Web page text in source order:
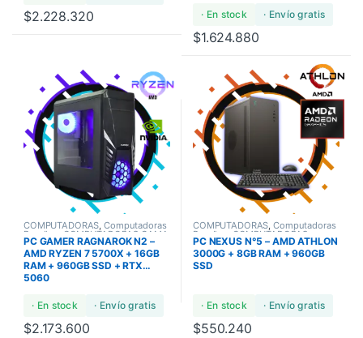
$2.228.320 · En stock · Envío gratis
$1.624.880
COMPUTADORAS,Computadoras
Bundles COMPUTADORAS GAMA
ULTRA
PC GAMER RAGNAROK N2 –
AMD RYZEN 7 5700X + 16GB
RAM + 960GB SSD + RTX
5060
· En stock · Envío gratis
$2.173.600
COMPUTADORAS,Computadoras
Bundles COMPUTADORAS
STANDARD
PC NEXUS N°5 – AMD ATHLON
3000G + 8GB RAM + 960GB
SSD
· En stock · Envío gratis
$550.240